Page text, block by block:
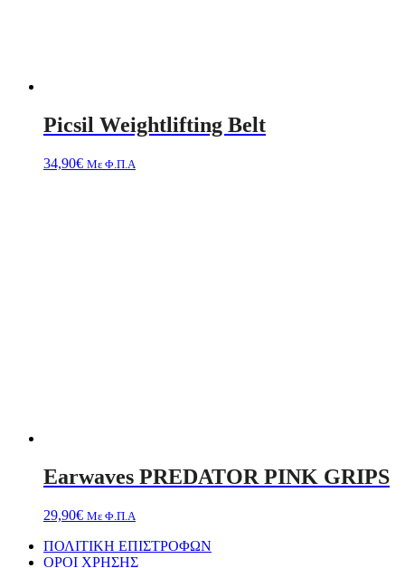
Picsil Weightlifting Belt
34,90€ Με Φ.Π.Α
Earwaves PREDATOR PINK GRIPS
29,90€ Με Φ.Π.Α
ΠΟΛΙΤΙΚΗ ΕΠΙΣΤΡΟΦΩΝ
ΟΡΟΙ ΧΡΗΣΗΣ